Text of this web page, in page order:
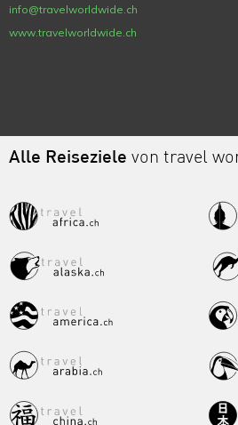
info@travelworldwide.ch
www.travelworldwide.ch
Alle Reiseziele von travel